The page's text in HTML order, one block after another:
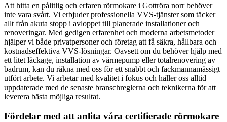
Att hitta en pålitlig och erfaren rörmokare i Gottröra norr behöver
inte vara svårt. Vi erbjuder professionella VVS-tjänster som täcker
allt från akuta stopp i avloppet till planerade installationer och
renoveringar. Med gedigen erfarenhet och moderna arbetsmetoder
hjälper vi både privatpersoner och företag att få säkra, hållbara och
kostnadseffektiva VVS-lösningar. Oavsett om du behöver hjälp med
ett litet läckage, installation av värmepump eller totalrenovering av
badrum, kan du räkna med oss för ett snabbt och fackmannamässigt
utfört arbete. Vi arbetar med kvalitet i fokus och håller oss alltid
uppdaterade med de senaste branschreglerna och teknikerna för att
leverera bästa möjliga resultat.
Fördelar med att anlita våra certifierade rörmokare